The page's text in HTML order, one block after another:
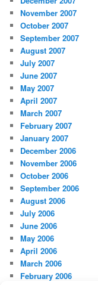
November 2007
October 2007
September 2007
August 2007
July 2007
June 2007
May 2007
April 2007
March 2007
February 2007
January 2007
December 2006
November 2006
October 2006
September 2006
August 2006
July 2006
June 2006
May 2006
April 2006
March 2006
February 2006